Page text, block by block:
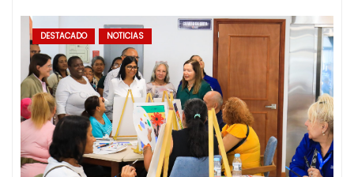
DESTACADO NOTICIAS